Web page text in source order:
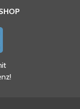
gelesen